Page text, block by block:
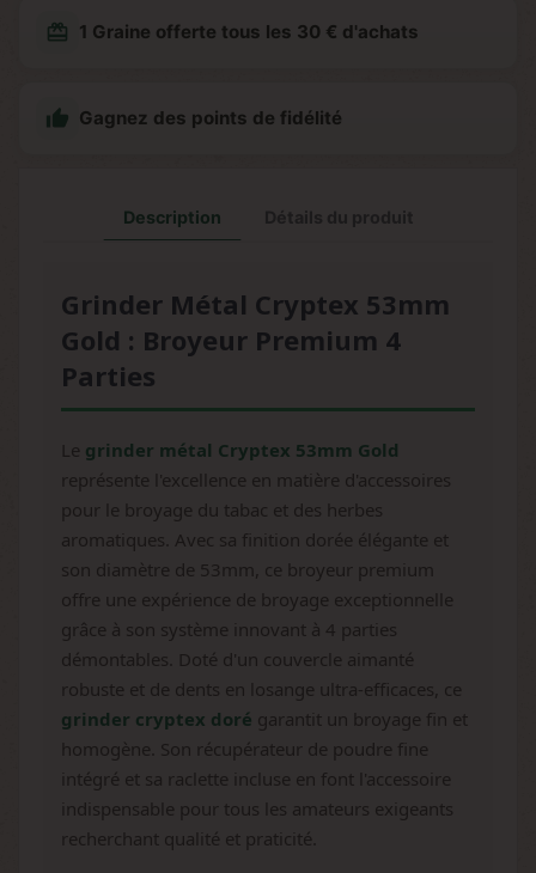
redeem 1 Graine offerte tous les 30 € d'achats
 Gagnez des points de fidélité
Description
Grinder Métal Cryptex 53mm
Gold : Broyeur Premium 4
Parties
Le grinder métal Cryptex 53mm Gold
représente l'excellence en matière d'accessoires
pour le broyage du tabac et des herbes
aromatiques. Avec sa finition dorée élégante et
son diamètre de 53mm, ce broyeur premium
offre une expérience de broyage exceptionnelle
grâce à son système innovant à 4 parties
démontables. Doté d'un couvercle aimanté
robuste et de dents en losange ultra-efficaces, ce
grinder cryptex doré garantit un broyage fin et
homogène. Son récupérateur de poudre fine
intégré et sa raclette incluse en font l'accessoire
indispensable pour tous les amateurs exigeants
recherchant qualité et praticité.